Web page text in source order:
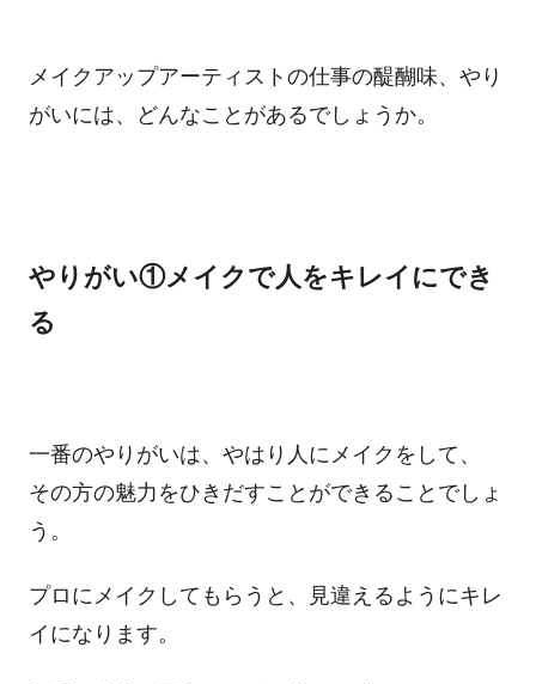
メイクアップアーティストの仕事の醍醐味、やり
がいには、どんなことがあるでしょうか。
やりがい①メイクで人をキレイにでき
る
一番のやりがいは、やはり人にメイクをして、
その方の魅力をひきだすことができることでしょ
う。
プロにメイクしてもらうと、見違えるようにキレ
イになります。